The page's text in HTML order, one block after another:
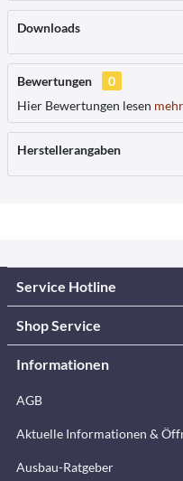
Downloads
Bewertungen
0
Hier Bewertungen lesen mehr
Herstellerangaben
Service Hotline
Shop Service
Informationen
AGB
Aktuelle Informationen &
Ausbau-Ratgeber